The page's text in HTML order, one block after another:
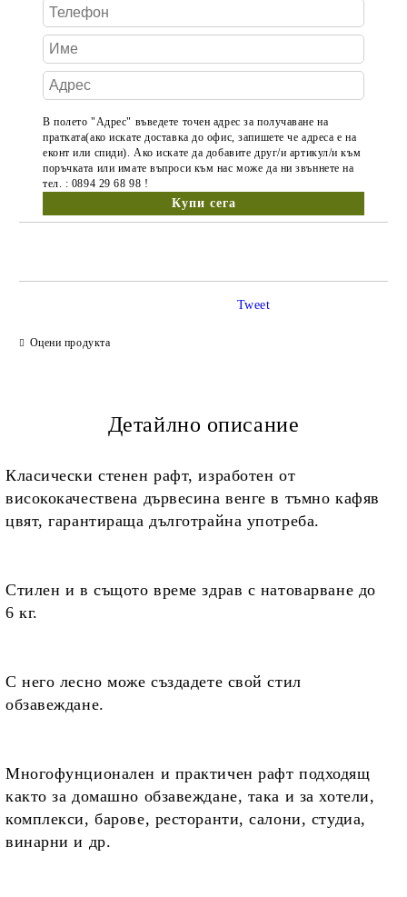
В полето "Адрес" въведете точен адрес за получаване на
пратката(ако искате доставка до офис, запишете че адреса е на
еконт или спиди). Ако искате да добавите друг/и артикул/и към
поръчката или имате въпроси към нас може да ни звъннете на
тел. : 0894 29 68 98 !
Оцени продукта
Tweet
Детайлно описание
Класически стенен рафт, изработен от
висококачествена дървесина венге в тъмно кафяв
цвят, гарантираща дълготрайна употреба.
Стилен и в същото време здрав с натоварване до
6 кг.
С него лесно може създадете свой стил
обзавеждане.
Многофунционален и практичен рафт подходящ
както за домашно обзавеждане, така и за хотели,
комплекси, барове, ресторанти, салони, студиа,
винарни и др.